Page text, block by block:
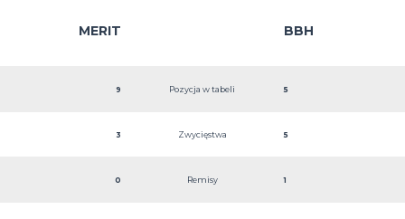
MERIT BBH
9 Pozycja w tabeli 5
3 Zwycięstwa 5
0 Remisy 1